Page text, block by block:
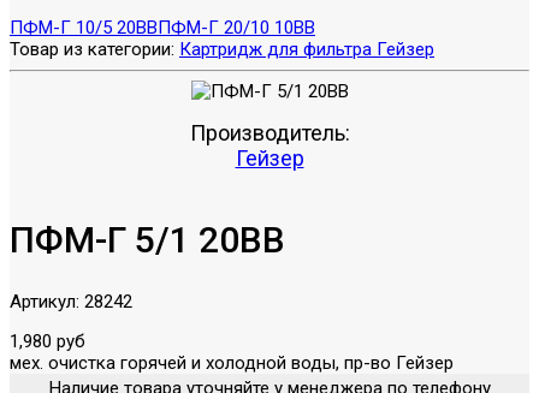
ПФМ-Г 10/5 20BBПФМ-Г 20/10 10BB
Товар из категории: Картридж для фильтра Гейзер
Производитель:
Гейзер
ПФМ-Г 5/1 20BB
Артикул: 28242
1,980 руб
мех. очистка горячей и холодной воды, пр-во Гейзер
Наличие товара уточняйте у менеджера по телефону